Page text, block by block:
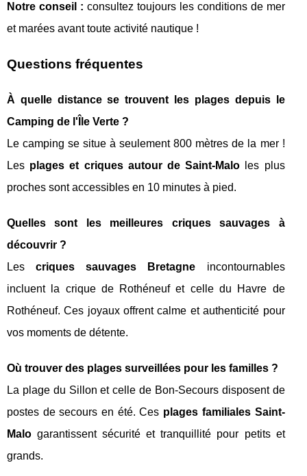
Notre conseil : consultez toujours les conditions de mer
et marées avant toute activité nautique !
Questions fréquentes
À quelle distance se trouvent les plages depuis le
Camping de l'Île Verte ?
Le camping se situe à seulement 800 mètres de la mer !
Les plages et criques autour de Saint-Malo les plus
proches sont accessibles en 10 minutes à pied.
Quelles sont les meilleures criques sauvages à
découvrir ?
Lescriques sauvages Bretagne incontournables
incluent la crique de Rothéneuf et celle du Havre de
Rothéneuf. Ces joyaux offrent calme et authenticité pour
vos moments de détente.
Où trouver des plages surveillées pour les familles ?
La plage du Sillon et celle de Bon-Secours disposent de
postes de secours en été. Ces plages familiales Saint-
Malo garantissent sécurité et tranquillité pour petits et
grands.